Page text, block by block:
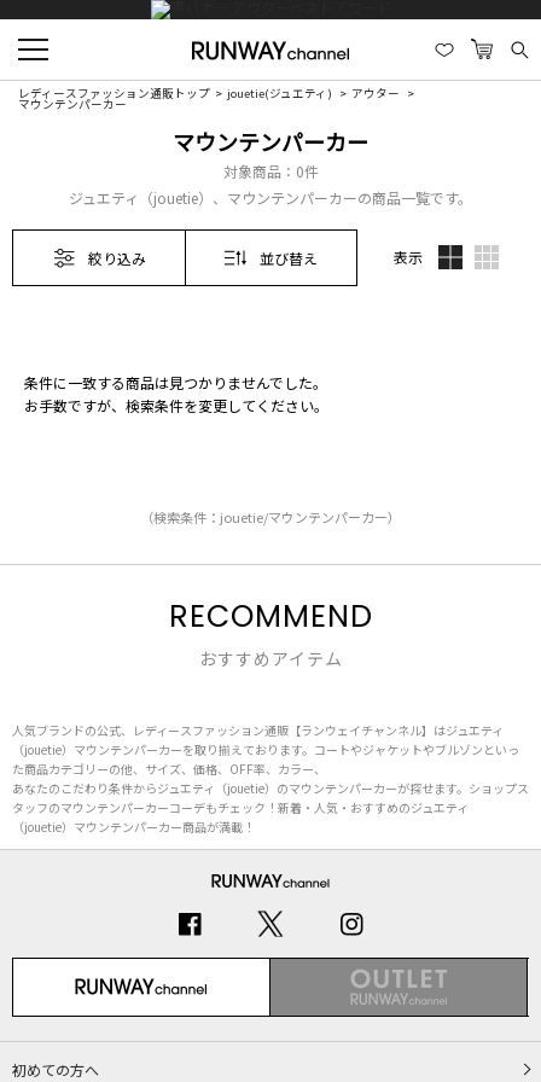
レディースファッション通販トップ jouetie(ジュエティ) アウター
マウンテンパーカー
マウンテンパーカー
対象商品： 0件
ジュエティ（jouetie）、マウンテンパーカーの商品一覧です。
絞り込み 並び替え 表示
条件に一致する商品は見つかりませんでした。
お手数ですが、検索条件を変更してください。
（検索条件：jouetie/マウンテンパーカー）
RECOMMEND
おすすめアイテム
人気ブランドの公式、レディースファッション通販【ランウェイチャンネル】はジュエティ
（jouetie）マウンテンパーカーを取り揃えております。コートやジャケットやブルゾンといっ
た商品カテゴリーの他、サイズ、価格、OFF率、カラー、
あなたのこだわり条件からジュエティ（jouetie）のマウンテンパーカーが探せます。ショップス
タッフのマウンテンパーカーコーデもチェック！新着・人気・おすすめのジュエティ
（jouetie）マウンテンパーカー商品が満載！
初めての方へ